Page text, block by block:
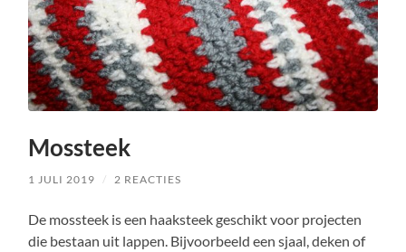
Mossteek
1 JULI 2019 / 2 REACTIES
De mossteek is een haaksteek geschikt voor projecten
die bestaan uit lappen. Bijvoorbeeld een sjaal, deken of